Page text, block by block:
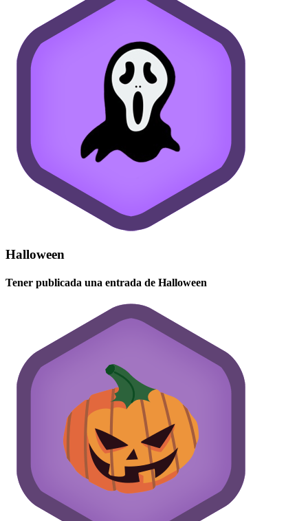
Halloween
Tener publicada una entrada de Halloween